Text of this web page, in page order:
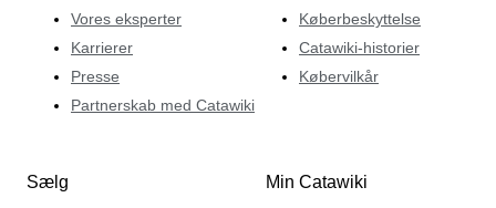
Vores eksperter
Karrierer
Presse
Partnerskab med Catawiki
Køberbeskyttelse
Catawiki-historier
Købervilkår
Sælg Min Catawiki